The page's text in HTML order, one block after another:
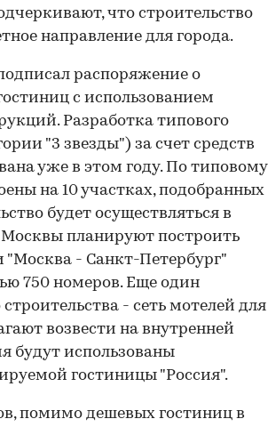
что строительство
направление для города.
распоряжение о
с использованием
Разработка типового
"3 звезды") за счет средств
уже в этом году. По типовому
на 10 участках, подобранных
будет осуществляться в
Москвы планируют построить
"Москва - Санкт-Петербург"
750 номеров. Еще один
- сеть мотелей для
возвести на внутренней
будут использованы
гостиницы "Россия".
помимо дешевых гостиниц в